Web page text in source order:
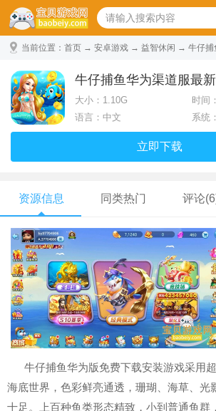
当前位置： 首页 → 安卓游戏 → 益智休闲 → 牛仔捕
牛仔捕鱼华为渠道服最
大小： 1.10G
时间
语言：中文
系统
立即下载
资源信息 同类热门 评论
牛仔捕鱼华为版免费下载安装游戏采用
海底世界，色彩鲜亮通透，珊瑚、海草、光
十足。上百种鱼类形态精致，小到普通鱼群